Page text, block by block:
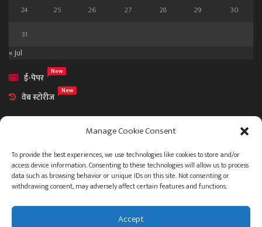
Manage Cookie Consent
To provide the best experiences, we use technologies like cookies to store and/or
access device information. Consenting to these technologies will allow us to process
data such as browsing behavior or unique IDs on this site. Not consenting or
withdrawing consent, may adversely affect certain features and functions.
Accept
24
25 26 27 28 29
30
31
« Jul
ई-पेपर
New
वेब स्टोरीज New
आमच्या विषयी
संपर्क